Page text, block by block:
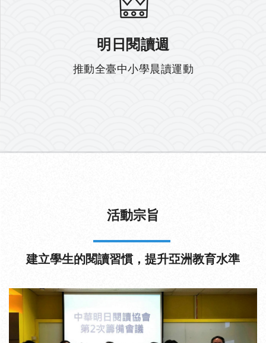
明日閱讀週
推動全臺中小學晨讀運動
活動宗旨
建立學生的閱讀習慣，提升亞洲教育水準